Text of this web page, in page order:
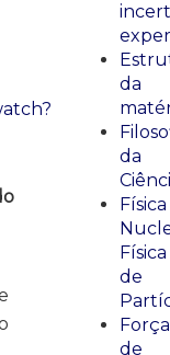
da
da
Física
Física
de
Força
de